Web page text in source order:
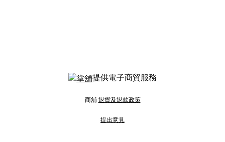
提供電子商貿服務
商舖 退貨及退款政策
提出意見